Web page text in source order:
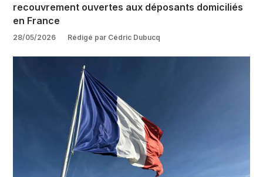
recouvrement ouvertes aux déposants domiciliés
en France
28/05/2026 Rédigé par Cédric Dubucq